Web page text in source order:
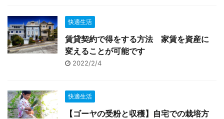
快適生活
賃貸契約で得をする方法 家賃を資産に
変えることが可能です
2022/2/4
快適生活
【ゴーヤの受粉と収穫】自宅での栽培方